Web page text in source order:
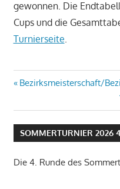
gewonnen. Die
Cups und die
Turnierseite.
Vorheriger
Bezirksmeisterschaft/
SOMMERTURNIER 2026
Die 4. Runde des